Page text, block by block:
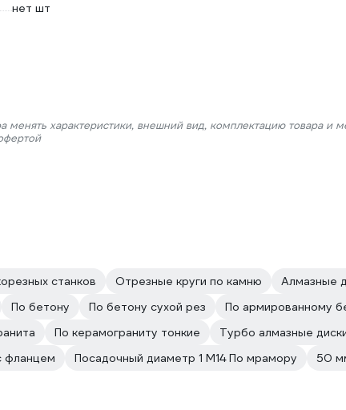
нет шт
менять характеристики, внешний вид, комплектацию товара и
станков Отрезные круги по камню
Алмазные
По бетону По бетону сухой рез
По армированному
По керамограниту тонкие
Турбо алмазные
фланцем Посадочный диаметр 1 М14 По мрамору
50